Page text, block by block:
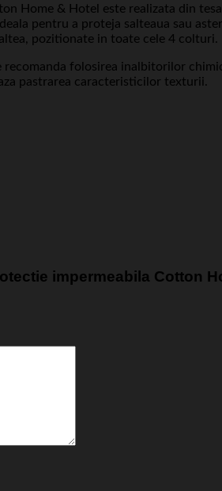
Home & Hotel este realizata din
pentru a proteja salteaua sau
pozitionate in toate cele 4 colturi.
folosirea inalbitorilor
pastrarea caracteristicilor texturii.
impermeabila Cotton